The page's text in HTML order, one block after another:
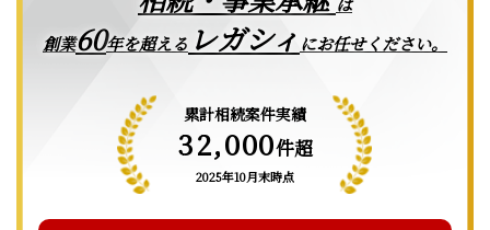
創業60年を超える レガシィ にお任せください。
累計相続案件実績
32,000件超
2025年10月末時点